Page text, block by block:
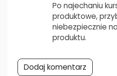
Po najechaniu
produktowe,
niebezpiecznie
produktu.
Dodaj komentarz